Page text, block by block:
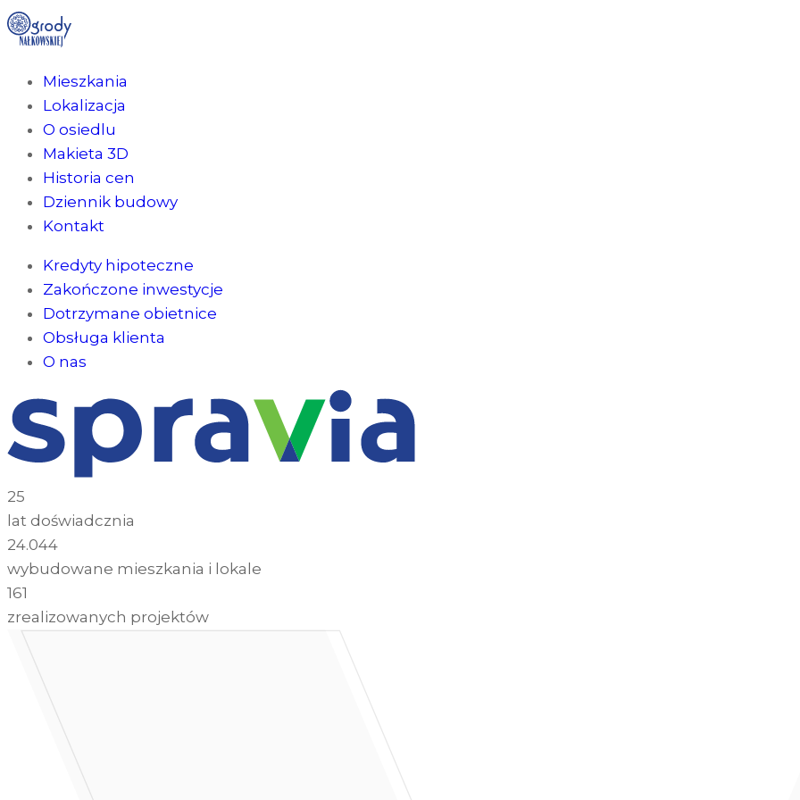
Mieszkania
Lokalizacja
O osiedlu
Makieta 3D
Historia cen
Dziennik budowy
Kontakt
Kredyty hipoteczne
Zakończone inwestycje
Dotrzymane obietnice
Obsługa klienta
O nas
25
lat doświadcznia
24.044
wybudowane mieszkania i lokale
161
zrealizowanych projektów